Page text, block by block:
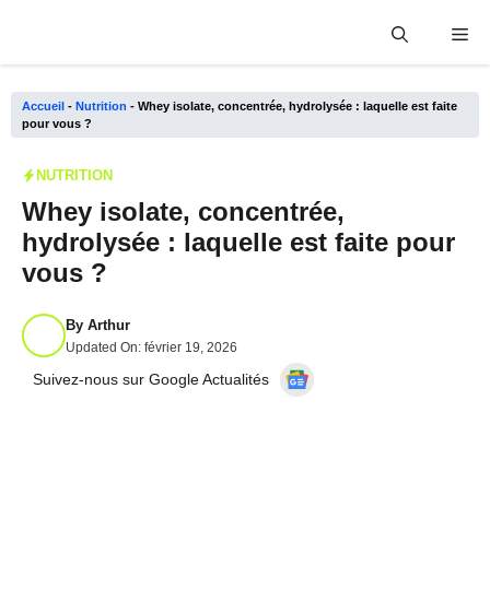
Accueil - Nutrition - Whey isolate, concentrée, hydrolysée : laquelle est faite
pour vous ?
NUTRITION
Whey isolate, concentrée,
hydrolysée : laquelle est faite pour
vous ?
By Arthur
Updated On: février 19, 2026
Suivez-nous sur Google Actualités